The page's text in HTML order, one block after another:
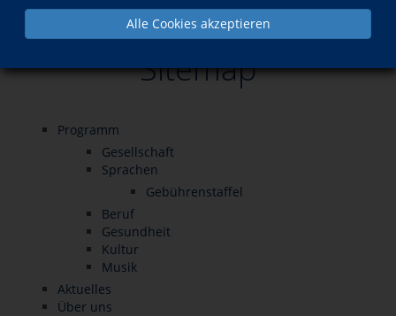
Alle Cookies akzeptieren
Sitemap
Programm
Gesellschaft
Sprachen
Gebührenstaffel
Beruf
Gesundheit
Kultur
Musik
Aktuelles
Über uns